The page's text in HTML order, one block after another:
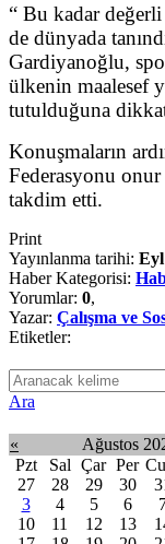
“ Bu kadar
de dünyada
Gardiyanoğlu,
ülkenin maalesef
tutulduğuna
Konuşmaların
Federasyonu onur
takdim etti.
Print
Yayınlanma tarihi: Eyl
Haber Kategorisi:
Yorumlar: 0,
Yazar: Çalışma ve
Etiketler:
Ara
« Ağustos
Pzt
Sal Çar Per
27
28 29 30
3
4 5 6
10
11 12 13